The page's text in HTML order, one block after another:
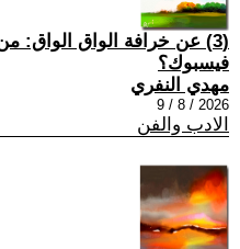
(3) عن خرافة الواق الواق:
فيسبوك؟
مهدي النفري
2026 / 8 / 9
الادب والفن